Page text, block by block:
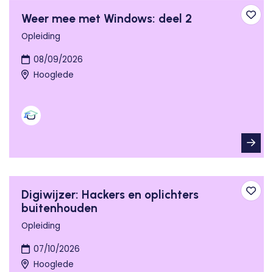
Weer mee met Windows: deel 2
Opleiding
08/09/2026
Hooglede
Digiwijzer: Hackers en oplichters
buitenhouden
Opleiding
07/10/2026
Hooglede